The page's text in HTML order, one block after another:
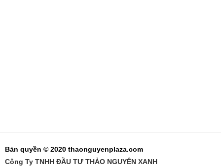
Bản quyền © 2020 thaonguyenplaza.com
Công Ty TNHH ĐẦU TƯ THẢO NGUYÊN XANH